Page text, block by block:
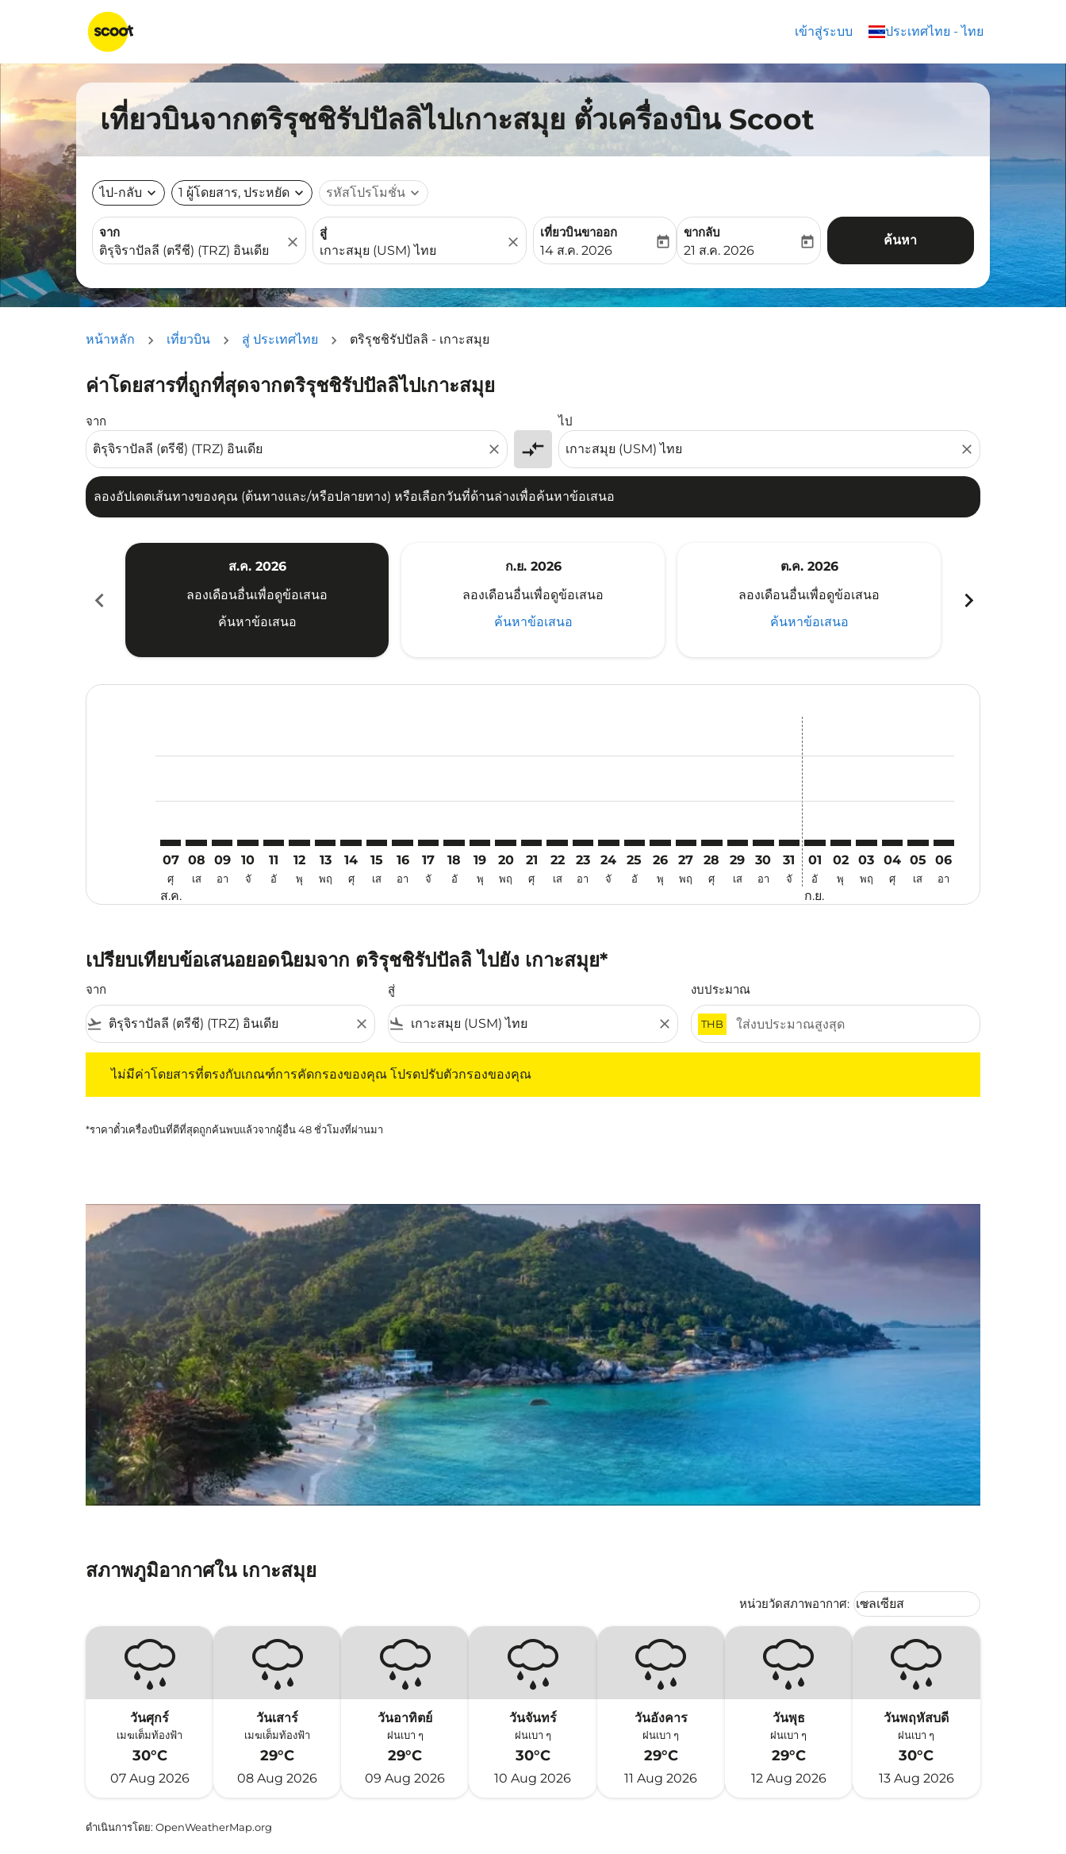
เข้าสู่ระบบ ประเทศไทย - ไทย
keyboard_arrow_down
เที่ยวบินจากตริรุชชิรัปปัลลิไปเกาะสมุย ตั๋วเครื่องบิน Scoot
ไป-กลับ expand_more 1 ผู้โดยสาร, ประหยัด expand_more รหัสโปรโมชั่น expand_more
จาก
close
สู่
close
เที่ยวบินขาออก
fc-booking-departure-date-aria-label
14 ส.ค. 2026
today
ขากลับ
fc-booking-return-date-aria-label
21 ส.ค. 2026
today ค้นหา
หน้าหลัก เที่ยวบิน สู่ ประเทศไทย ตริรุชชิรัปปัลลิ - เกาะสมุย
ค่าโดยสารที่ถูกที่สุดจากตริรุชชิรัปปัลลิไปเกาะสมุย
จาก
close compare_arrows
ไป
close
ลองอัปเดตเส้นทางของคุณ (ต้นทางและ/หรือปลายทาง) หรือเลือกวันที่ด้านล่างเพื่อค้นหาข้อเสนอ
ลองอัปเดตเส้นทางของคุณ (ต้นทางและ/หรือปลายทาง) หรือเลือกวันที่ด้านล่างเพื่อค้นหาข้อเสนอ
chevron_left
ส.ค. 2026
ลองเดือนอื่นเพื่อดูข้อเสนอ
ค้นหาข้อเสนอ
ก.ย. 2026
ลองเดือนอื่นเพื่อดูข้อเสนอ
ค้นหาข้อเสนอ
ต.ค. 2026
ลองเดือนอื่นเพื่อดูข้อเสนอ
ค้นหาข้อเสนอ
chevron_right
07
ศุ
ส.ค.
08
เส
09
อา
10
จั
11
อั
12
พุ
13
พฤ
14
ศุ
15
เส
16
อา
17
จั
18
อั
19
พุ
TRZ–USM: cmp-view-offers-disclaimer. ค้นหาข้อเสนอ
20
พฤ
TRZ–USM: cmp-view-offers-disclaimer. ค้นหาข้อเสนอ
21
ศุ
TRZ–USM: cmp-view-offers-disclaimer. ค้นหาข้อเสนอ
22
เส
TRZ–USM: cmp-view-offers-disclaimer. ค้นหาข้อเสนอ
23
อา
TRZ–USM: cmp-view-offers-disclaimer. ค้นหาข้อเสนอ
24
จั
TRZ–USM: cmp-view-offers-disclaimer. ค้นหาข้อเสนอ
25
อั
TRZ–USM: cmp-view-offers-disclaimer. ค้นหาข้อเสนอ
26
พุ
TRZ–USM: cmp-view-offers-disclaimer. ค้นหาข้อเสนอ
27
พฤ
TRZ–USM: cmp-view-offers-disclaimer. ค้นหาข้อเสนอ
28
ศุ
TRZ–USM: cmp-view-offers-disclaimer. ค้นหาข้อเสนอ
29
เส
TRZ–USM: cmp-view-offers-disclaimer. ค้นหาข้อเสนอ
30
อา
TRZ–USM: cmp-view-offers-disclaimer. ค้นหาข้อ
31
จั
01
อั
ก.ย.
02
พุ
03
พฤ
04
ศุ
05
เส
06
อา
เปรียบเทียบข้อเสนอยอดนิยมจาก ตริรุชชิรัปปัลลิ ไปยัง เกาะสมุย*
จาก
flight_takeoff close
สู่
flight_land close
งบประมาณ
THB
ไม่มีค่าโดยสารที่ตรงกับเกณฑ์การคัดกรองของคุณ โปรดปรับตัวกรองของคุณ
*ราคาตั๋วเครื่องบินที่ดีที่สุดถูกค้นพบแล้วจากผู้อื่น 48 ชั่วโมงที่ผ่านมา
สภาพภูมิอากาศใน เกาะสมุย
หน่วยวัดสภาพอากาศ: Weather unit option เซลเซียส
เซลเซียส
keyboard_arrow_down
วันศุกร์
เมฆเต็มท้องฟ้า
30°C
07 Aug 2026
วันเสาร์
เมฆเต็มท้องฟ้า
29°C
08 Aug 2026
วันอาทิตย์
ฝนเบา ๆ
29°C
09 Aug 2026
วันจันทร์
ฝนเบา ๆ
30°C
10 Aug 2026
วันอังคาร
ฝนเบา ๆ
29°C
11 Aug 2026
วันพุธ
ฝนเบา ๆ
29°C
12 Aug 2026
วันพฤหัสบดี
ฝนเบา ๆ
30°C
13 Aug 2026
ดำเนินการโดย: OpenWeatherMap.org